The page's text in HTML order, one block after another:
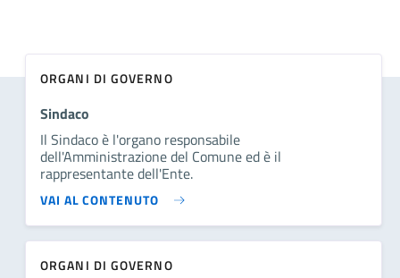
ORGANI DI GOVERNO
Sindaco
Il Sindaco è l'organo responsabile
dell'Amministrazione del Comune ed è il
rappresentante dell'Ente.
VAI AL CONTENUTO
ORGANI DI GOVERNO